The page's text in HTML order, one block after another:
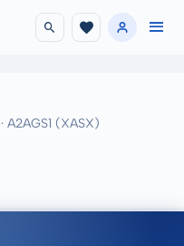
· A2AGS1 (XASX)